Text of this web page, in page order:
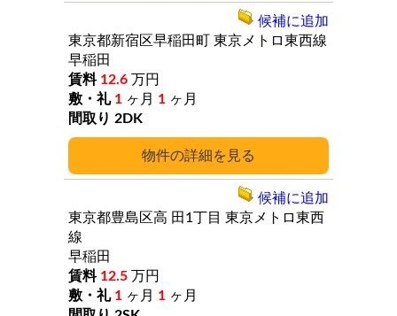
詳細
東京都新宿区早稲田町 東京メトロ東西線
早稲田
12.6 万円
1 ヶ月 1 ヶ月
2DK
候補に追加
東京都豊島区高 田1丁目 東京メトロ東西
線
早稲田
12.5 万円
1 ヶ月 1 ヶ月
候補に追加